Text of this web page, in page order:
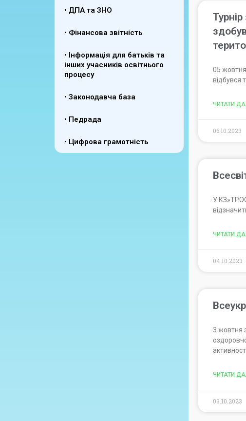
• ДПА та ЗНО
• Фінансова звітність
• Інформація для батьків та
інших учасників освітнього
процесу
• Законодавча база
• Педрада
• Цифрова грамотність
05
відбувся
ЧИТАТИ
06.10.2023
У
ЧИТАТИ
04.10.2023
3 жовтня
ЧИТАТИ
03.10.2023